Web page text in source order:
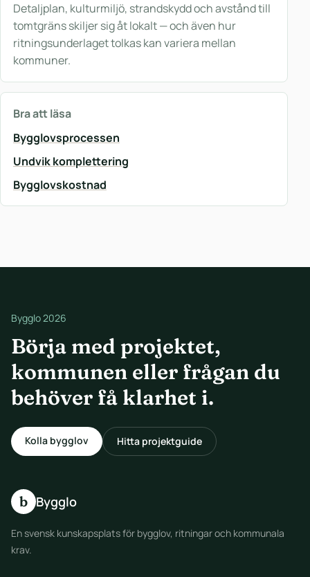
Detaljplan, kulturmiljö, strandskydd och avstånd till
tomtgräns skiljer sig åt lokalt — och även hur
ritningsunderlaget tolkas kan variera mellan
kommuner.
Bra att läsa
Bygglovsprocessen
Undvik komplettering
Bygglovskostnad
Bygglo 2026
Börja med projektet,
kommunen eller frågan du
behöver få klarhet i.
Kolla bygglov Hitta projektguide
b Bygglo
En svensk kunskapsplats för bygglov, ritningar och kommunala
krav.